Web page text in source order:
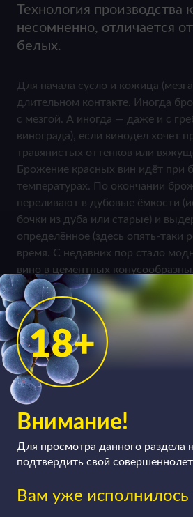
Внимание!
Для просмотра данного раздела
подтвердить свой
Вам уже исполнилось
Технология производства
несомненно, отличается
белых.
Для начала сусло и кожица
длительном контакте. Иногда
с мезгой. А иногда — даже и с
винограда), если винодел хочет
травянистых оттенков или
Брожение красных вин идёт при
температурах. По окончании
переливают в дубовые ёмкости
бочки из дуба или старые) и
определённое (здесь опять-таки
время. С недавних пор стало
вино в цементных
«яйцах». Красные вина, так же
розовые, могут быть тихими, а
игристыми (здесь технология
усложняется), сухими,
сладкими.